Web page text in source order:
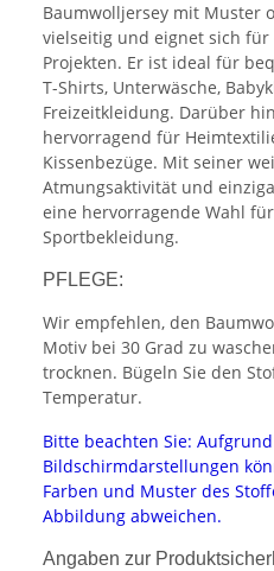
Baumwolljersey mit Muster
vielseitig und eignet sich für
Projekten. Er ist ideal für
T-Shirts, Unterwäsche,
Freizeitkleidung. Darüber
hervorragend für
Kissenbezüge. Mit seiner
Atmungsaktivität und
eine hervorragende Wahl
Sportbekleidung.
PFLEGE:
Wir empfehlen, den
Motiv bei 30 Grad zu
trocknen. Bügeln Sie den
Temperatur.
Bitte beachten Sie:
Bildschirmdarstellungen
Farben und Muster des
Abbildung abweichen.
Angaben zur